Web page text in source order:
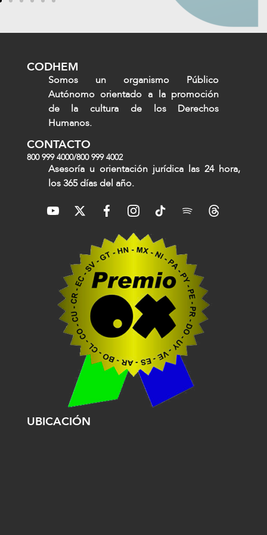
CODHEM
Somos un organismo Público
Autónomo orientado a la promoción
de la cultura de los Derechos
Humanos.
CONTACTO
800 999 4000/800 999 4002
Asesoría u orientación jurídica las 24 hora,
los 365 días del año.
UBICACIÓN